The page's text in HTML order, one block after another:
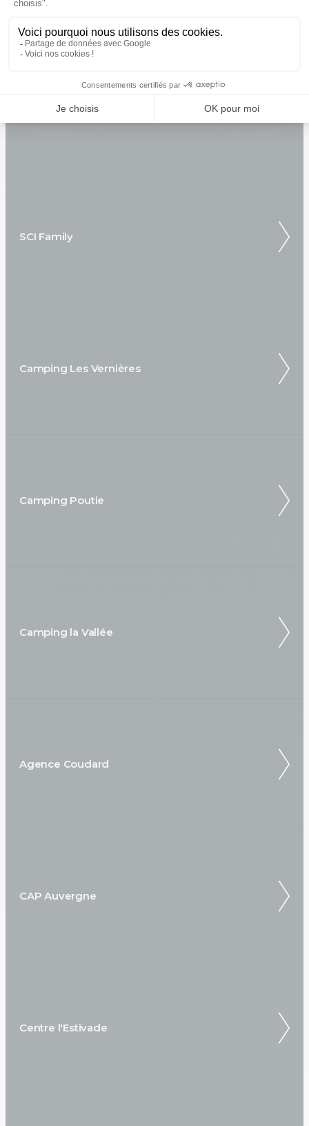
Camping les Coux
SCI Family
Camping Les Vernières
Camping Poutie
Camping la Vallée
Agence Coudard
CAP Auvergne
Centre l'Estivade